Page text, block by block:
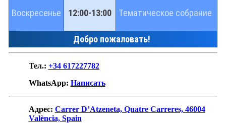
Воскресенье 12:00-13:00 Тематическое собрание
Добро пожаловать!
Тел.: +34 617227782
WhatsApp: Написать
Адрес: Carrer D’Atzeneta, Quatre Carreres, 46004
València, Spain